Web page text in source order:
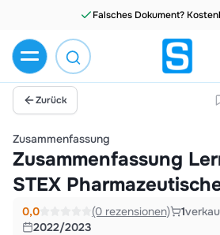
Zurück
Zusammenfassung
Zusammenfassung
STEX
0,0 (0 rezensionen) 1
2022/2023